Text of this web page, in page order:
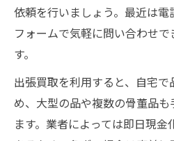
依頼を行いましょう。最近は
フォームで気軽に問い合わせ
す。
出張買取を利用すると、自宅
め、大型の品や複数の骨董品
ます。業者によっては即日現